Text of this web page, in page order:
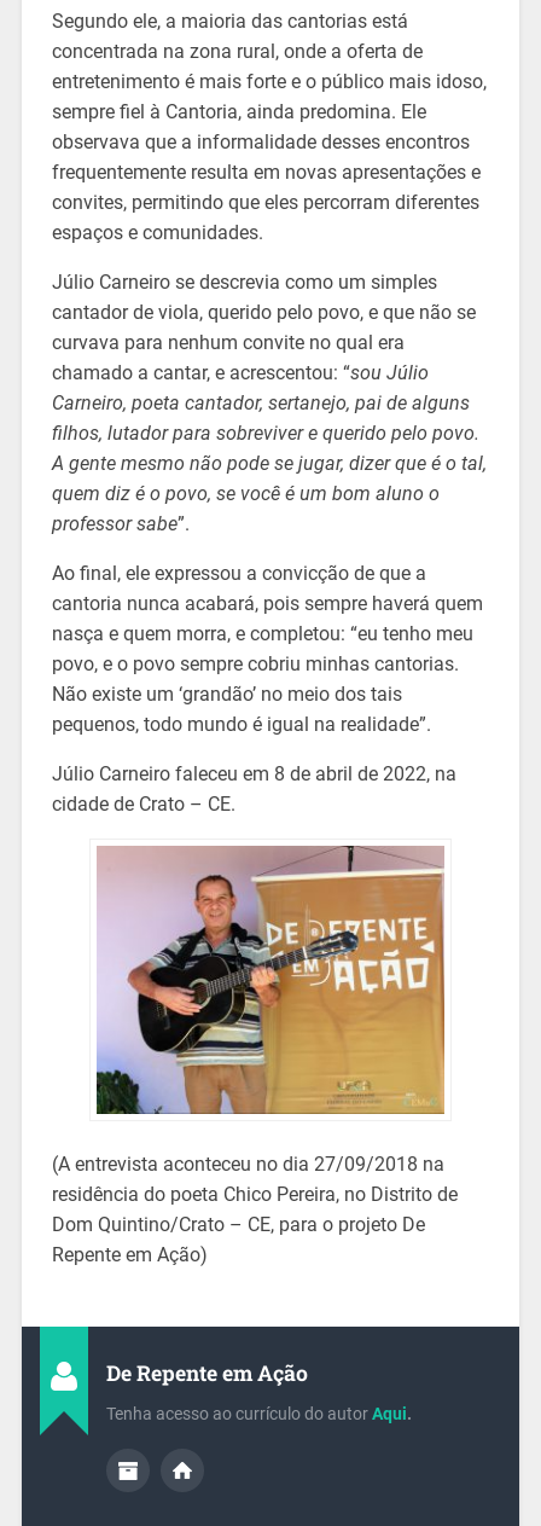
Segundo ele, a maioria das cantorias está
concentrada na zona rural, onde a oferta de
entretenimento é mais forte e o público mais idoso,
sempre fiel à Cantoria, ainda predomina. Ele
observava que a informalidade desses encontros
frequentemente resulta em novas apresentações e
convites, permitindo que eles percorram diferentes
espaços e comunidades.
Júlio Carneiro se descrevia como um simples
cantador de viola, querido pelo povo, e que não se
curvava para nenhum convite no qual era
chamado a cantar, e acrescentou: “sou Júlio
Carneiro, poeta cantador, sertanejo, pai de alguns
filhos, lutador para sobreviver e querido pelo povo.
A gente mesmo não pode se jugar, dizer que é o tal,
quem diz é o povo, se você é um bom aluno o
professor sabe”.
Ao final, ele expressou a convicção de que a
cantoria nunca acabará, pois sempre haverá quem
nasça e quem morra, e completou: “eu tenho meu
povo, e o povo sempre cobriu minhas cantorias.
Não existe um ‘grandão’ no meio dos tais
pequenos, todo mundo é igual na realidade”.
Júlio Carneiro faleceu em 8 de abril de 2022, na
cidade de Crato – CE.
(A entrevista aconteceu no dia 27/09/2018 na
residência do poeta Chico Pereira, no Distrito de
Dom Quintino/Crato – CE, para o projeto De
Repente em Ação)
De Repente em Ação
Tenha acesso ao currículo do autorAqui.